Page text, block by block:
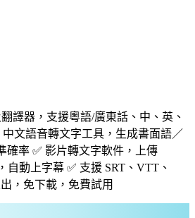
譯器，支援粵語/廣東話、中、英、
中文語音轉文字工具，生成書面語／
確率 ✅ 影片轉文字軟件，上傳
自動上字幕 ✅ 支援 SRT、VTT、
，免下載，免費試用